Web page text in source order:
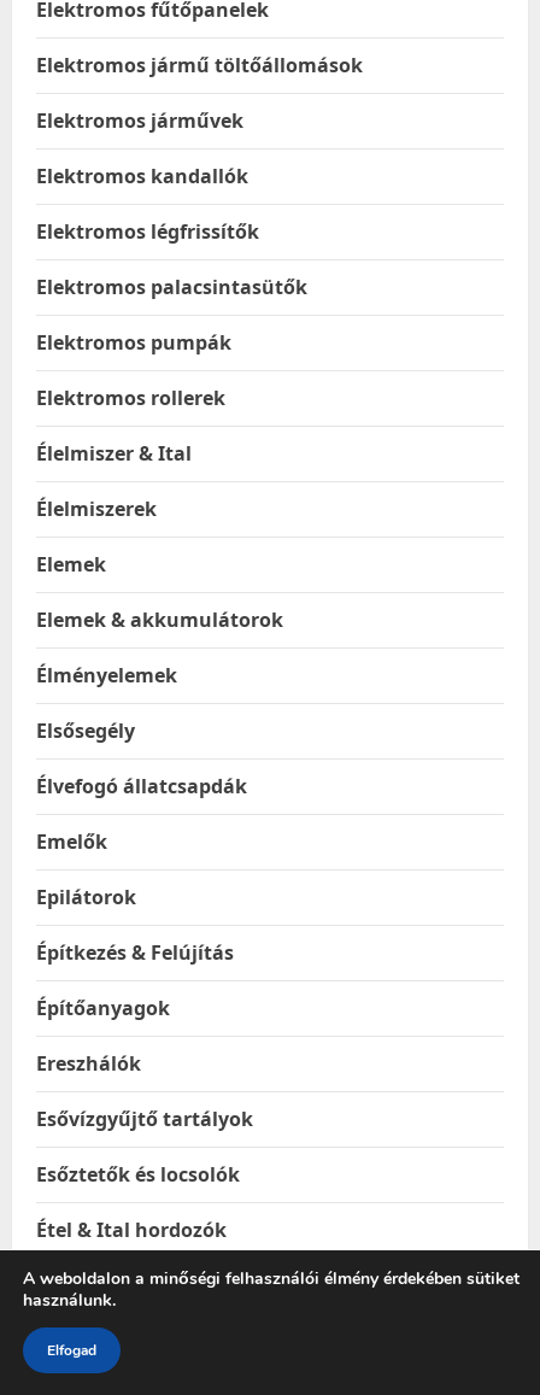
Elektromos fűtőpanelek
Elektromos jármű töltőállomások
Elektromos járművek
Elektromos kandallók
Elektromos légfrissítők
Elektromos palacsintasütők
Elektromos pumpák
Elektromos rollerek
Élelmiszer & Ital
Élelmiszerek
Elemek
Elemek & akkumulátorok
Élményelemek
Elsősegély
Élvefogó állatcsapdák
Emelők
Epilátorok
Építkezés & Felújítás
Építőanyagok
Ereszhálók
Esővízgyűjtő tartályok
Esőztetők és locsolók
Étel & Ital hordozók
Étel melegentartók
Étel-és italtárolók
A weboldalon a minőségi felhasználói élmény érdekében sütiket
használunk.
Elfogad